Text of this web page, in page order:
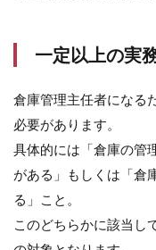
一定以上の実
倉庫管理主任者になる
必要があります。
具体的には「倉庫の管
がある」もしくは「倉
る」こと。
このどちらかに該当し